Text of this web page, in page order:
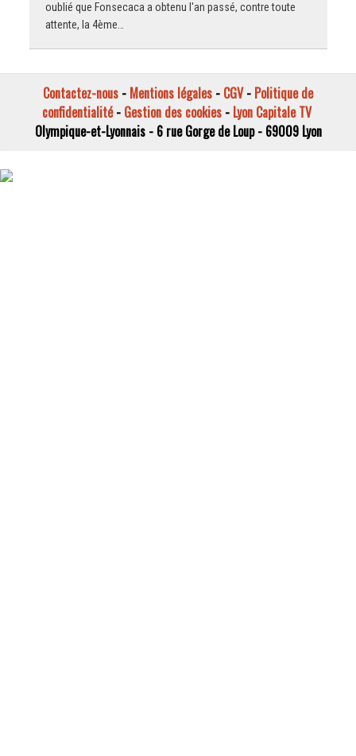
oublié que Fonsecaca a obtenu l'an passé, contre toute
attente, la 4ème…
Contactez-nous - Mentions légales - CGV- Politique de
confidentialité- Gestion des cookies- Lyon Capitale TV
Olympique-et-Lyonnais - 6 rue Gorge de Loup - 69009 Lyon